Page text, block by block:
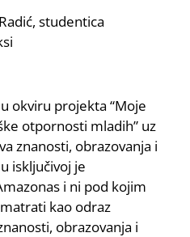
studentica
okviru projekta “Moje
otpornosti mladih” uz
znanosti, obrazovanja i
isključivoj je
i ni pod kojim
kao odraz
obrazovanja i